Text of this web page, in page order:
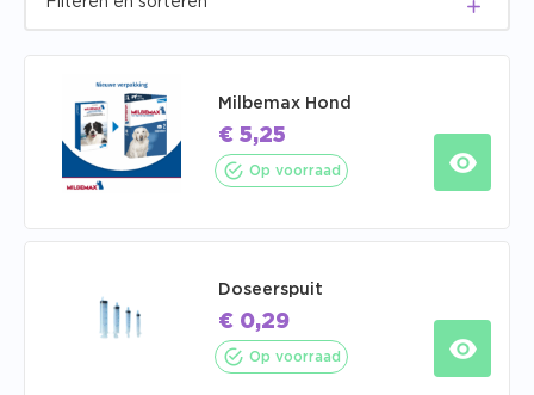
Milbemax Hond
€ 5,25
Op voorraad
Doseerspuit
€ 0,29
Op voorraad